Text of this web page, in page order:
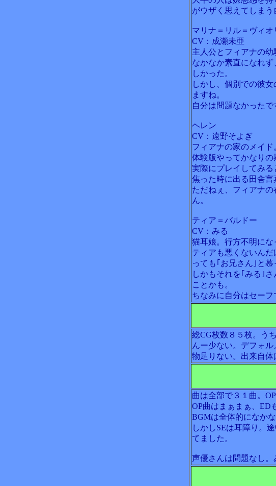
がウザく思えてしまう
マリナ＝リル＝ヴィオ
CV：成瀬未亜
主人公とフィアナの幼
なかなか素直になれ
しかった。
しかし、個別での彼
ますね。
自分は問題なかったで
ヘレン
CV：遠野そよぎ
フィアナの家のメイド
体験版やってかなりの
実際にプレイしてみる
焦った時に出る田舎言
ただねぇ、フィアナ
ん。
ティア＝バルドー
CV：みる
猫耳娘。行方不明にな
ティアも悪くないんだ
っても｢お兄さん｣と
しかもそれを｢みる｣
ことかも。
ちなみに自分はセーフ
総CG枚数８５枚。う
んー少ない。デフォル
物足りない。出来自
曲は全部で３１曲。OP
OP曲はまぁまぁ、ED
BGMは全体的になかな
しかしSEは耳障り。
てました。
声優さんは問題なし。